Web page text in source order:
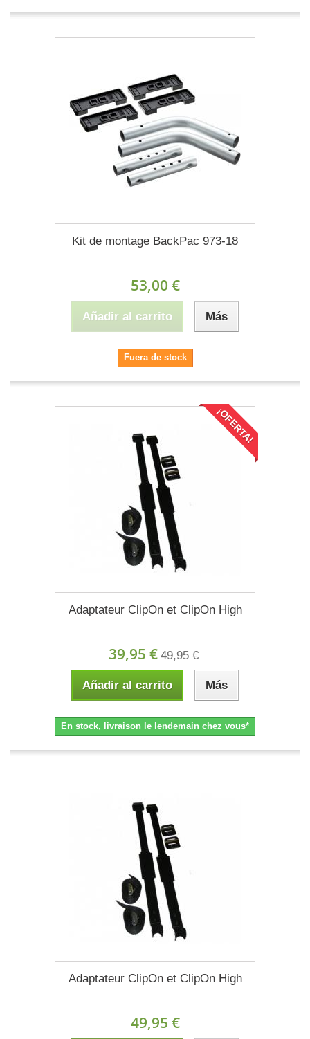
Kit de montage BackPac 973-18
53,00 €
Añadir al carrito Más
Fuera de stock
¡OFERTA!
Adaptateur ClipOn et ClipOn High
39,95 € 49,95 €
Añadir al carrito Más
En stock, livraison le lendemain chez vous*
Adaptateur ClipOn et ClipOn High
49,95 €